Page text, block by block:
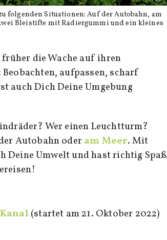
folgenden Situationen: Auf der Autobahn, am
Bleistifte mit Radiergummi und ein kleines
früher die Wache auf ihren
aufpassen, scharf
auch Dich Deine Umgebung
Wer einen Leuchtturm?
Autobahn oder am Meer. Mit
Deine Umwelt und hast richtig Spaß
(startet am 21. Oktober 2022)